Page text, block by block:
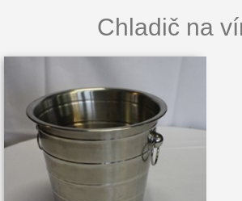
Chladič na